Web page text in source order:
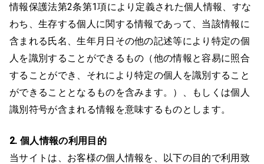
情報保護法第2条第1項により定義された個人情報、すな
わち、生存する個人に関する情報であって、当該情報に
含まれる氏名、生年月日その他の記述等により特定の個
人を識別することができるもの（他の情報と容易に照合
することができ、それにより特定の個人を識別すること
ができることとなるものを含みます。）、もしくは個人
識別符号が含まれる情報を意味するものとします。
2. 個人情報の利用目的
当サイトは、お客様の個人情報を、以下の目的で利用致